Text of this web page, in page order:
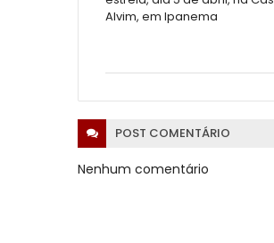
Alvim, em Ipanema
POST COMENTÁRIO
Nenhum comentário